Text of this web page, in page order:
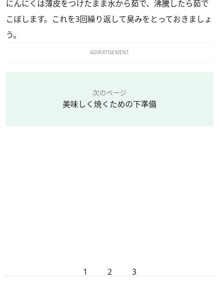
にんにくは薄皮をつけたまま水から茹で、沸騰したら茹で
こぼします。これを3回繰り返して臭みをとっておきましょ
う。
ADVERTISEMENT
次のページ
美味しく焼くための下準備
1 2 3